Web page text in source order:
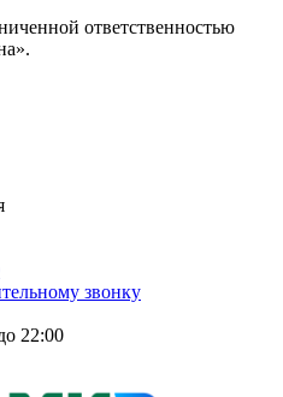
ответственностью
звонку
22:00